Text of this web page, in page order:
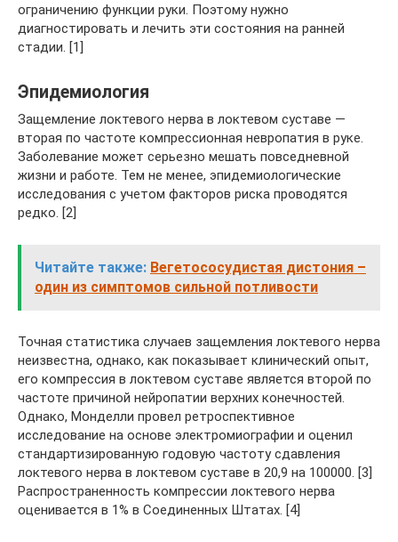
ограничению функции руки. Поэтому нужно
диагностировать и лечить эти состояния на ранней
стадии. [1]
Эпидемиология
Защемление локтевого нерва в локтевом суставе —
вторая по частоте компрессионная невропатия в руке.
Заболевание может серьезно мешать повседневной
жизни и работе. Тем не менее, эпидемиологические
исследования с учетом факторов риска проводятся
редко. [2]
Читайте также: Вегетососудистая дистония –
один из симптомов сильной потливости
Точная статистика случаев защемления локтевого нерва
неизвестна, однако, как показывает клинический опыт,
его компрессия в локтевом суставе является второй по
частоте причиной нейропатии верхних конечностей.
Однако, Монделли провел ретроспективное
исследование на основе электромиографии и оценил
стандартизированную годовую частоту сдавления
локтевого нерва в локтевом суставе в 20,9 на 100000. [3]
Распространенность компрессии локтевого нерва
оценивается в 1% в Соединенных Штатах. [4]